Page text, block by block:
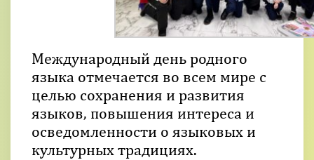
Международный день родного
языка отмечается во всем мире с
целью сохранения и развития
языков, повышения интереса и
осведомленности о языковых и
культурных традициях.